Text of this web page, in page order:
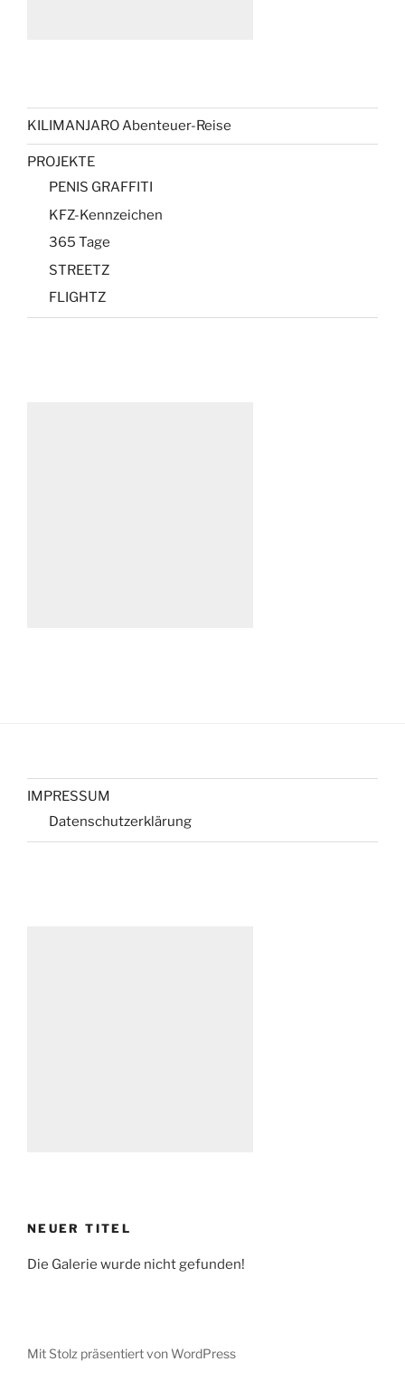
KILIMANJARO Abenteuer-Reise
PROJEKTE
PENIS GRAFFITI
KFZ-Kennzeichen
365 Tage
STREETZ
FLIGHTZ
IMPRESSUM
Datenschutzerklärung
NEUER TITEL
Die Galerie wurde nicht gefunden!
Mit Stolz präsentiert von WordPress